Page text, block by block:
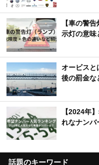
【車の警
示灯の意味
オービスと
後の罰金な
【2024年
れなナンバ
話題のキーワード